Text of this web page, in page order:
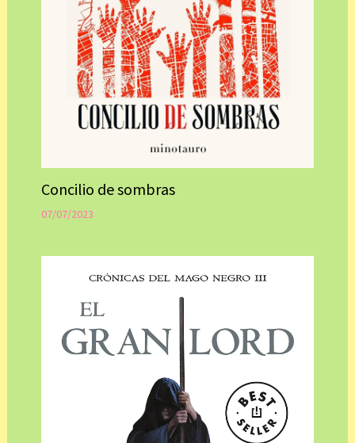
Concilio de sombras
07/07/2023